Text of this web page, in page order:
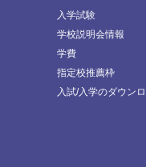
入学試験
学校説明会情報
学費
指定校推薦枠
入試/入学のダウン